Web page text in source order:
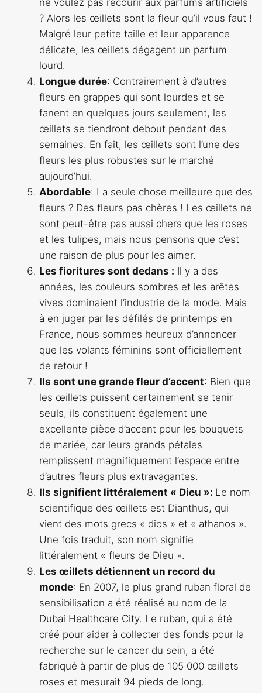
ne voulez pas recourir aux parfums artificiels
? Alors les œillets sont la fleur qu’il vous faut !
Malgré leur petite taille et leur apparence
délicate, les œillets dégagent un parfum
lourd.
Longue durée: Contrairement à d’autres
fleurs en grappes qui sont lourdes et se
fanent en quelques jours seulement, les
œillets se tiendront debout pendant des
semaines. En fait, les œillets sont l’une des
fleurs les plus robustes sur le marché
aujourd’hui.
Abordable: La seule chose meilleure que des
fleurs ? Des fleurs pas chères ! Les œillets ne
sont peut-être pas aussi chers que les roses
et les tulipes, mais nous pensons que c’est
une raison de plus pour les aimer.
Les fioritures sont dedans : Il y a des
années, les couleurs sombres et les arêtes
vives dominaient l’industrie de la mode. Mais
à en juger par les défilés de printemps en
France, nous sommes heureux d’annoncer
que les volants féminins sont officiellement
de retour !
Ils sont une grande fleur d’accent: Bien que
les œillets puissent certainement se tenir
seuls, ils constituent également une
excellente pièce d’accent pour les bouquets
de mariée, car leurs grands pétales
remplissent magnifiquement l’espace entre
d’autres fleurs plus extravagantes.
Ils signifient littéralement « Dieu »: Le nom
scientifique des œillets est Dianthus, qui
vient des mots grecs « dios » et « athanos ».
Une fois traduit, son nom signifie
littéralement « fleurs de Dieu ».
Les œillets détiennent un record du
monde: En 2007, le plus grand ruban floral de
sensibilisation a été réalisé au nom de la
Dubai Healthcare City. Le ruban, qui a été
créé pour aider à collecter des fonds pour la
recherche sur le cancer du sein, a été
fabriqué à partir de plus de 105 000 œillets
roses et mesurait 94 pieds de long.